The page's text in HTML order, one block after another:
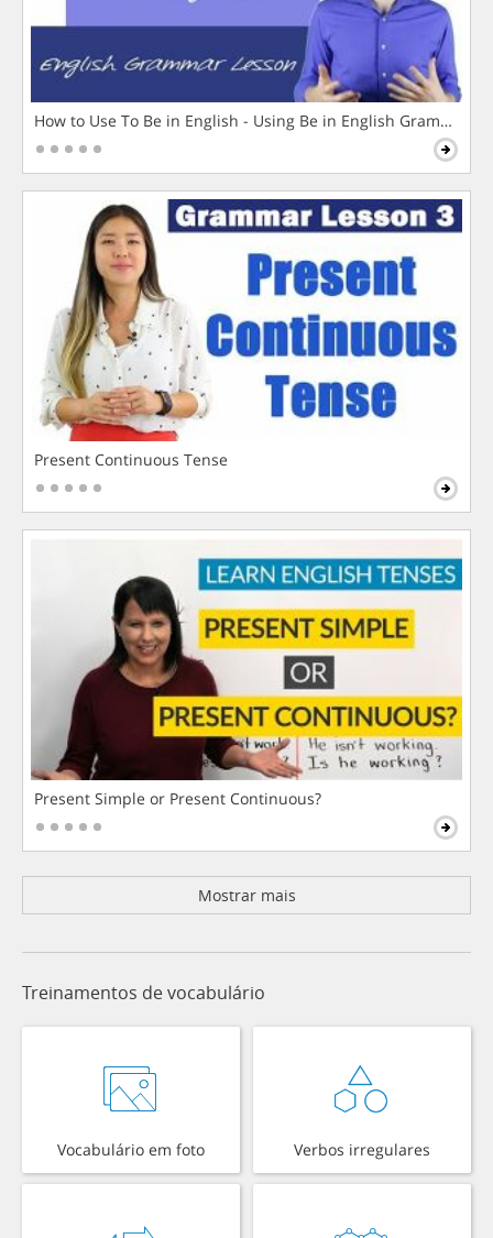
How to Use To Be in English - Using Be in English Grammar
Present Continuous Tense
Present Simple or Present Continuous?
Mostrar mais
Treinamentos de vocabulário
Vocabulário em foto Verbos irregulares